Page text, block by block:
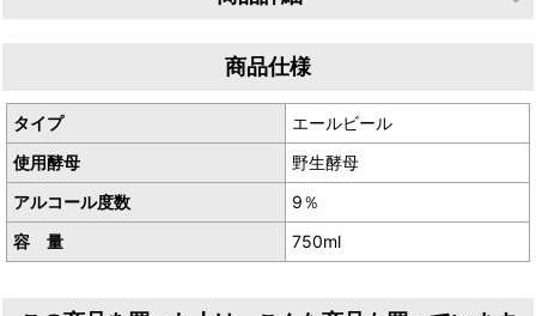
野生酵母の酸味が華やかな黒ビールです。
仕込みから3年ほど経ち、余分な焦げが落ちて濃い味わいの中に軽
やかさも感じられます。
酸っぱい黒ビール というと飲み慣れないかもしれませんが、
子どもの頃苦手だった食べ物が大人になると好きになってしまうこ
商品仕様
タイプ
エールビール
使用酵母
野生酵母
アルコール度数
9％
容 量
750ml